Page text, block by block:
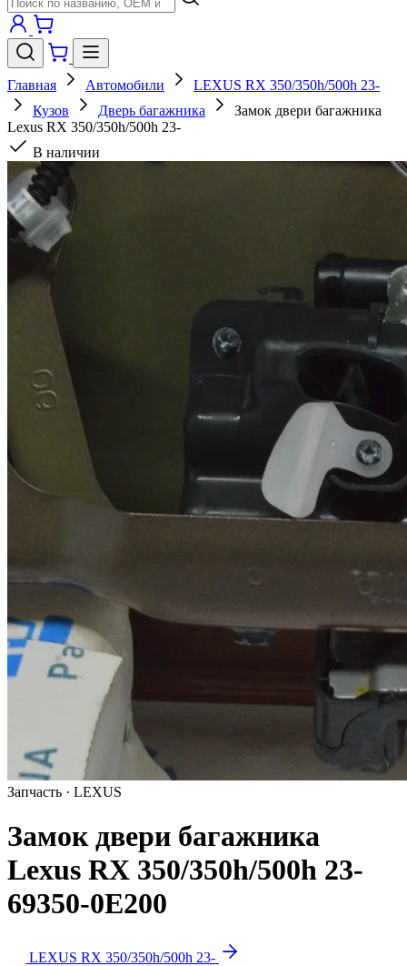
Главная Автомобили
LEXUS RX 350/350h/500h 23-
Кузов
Дверь багажника
Замок двери багажника
Lexus RX 350/350h/500h 23-
В наличии
Запчасть · LEXUS
Замок двери багажника
Lexus RX 350/350h/500h 23-
69350-0E200
LEXUS RX 350/350h/500h 23-